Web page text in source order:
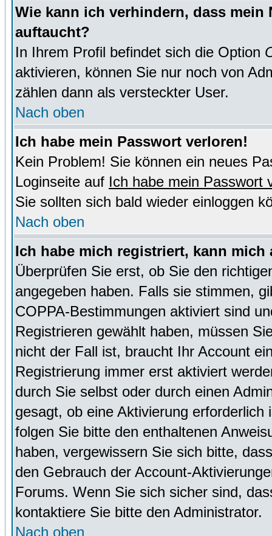
Wie kann ich verhindern, dass
auftaucht?
In Ihrem Profil befindet sich die Option
aktivieren, können Sie nur noch von
zählen dann als versteckter User.
Nach oben
Ich habe mein Passwort verloren!
Kein Problem! Sie können ein neues
Loginseite auf Ich habe mein Passwort
Sie sollten sich bald wieder einloggen
Nach oben
Ich habe mich registriert, kann
Überprüfen Sie erst, ob Sie den
angegeben haben. Falls sie stimmen,
COPPA-Bestimmungen aktiviert sind
Registrieren gewählt haben, müssen
nicht der Fall ist, braucht Ihr Account
Registrierung immer erst aktiviert
durch Sie selbst oder durch einen
gesagt, ob eine Aktivierung
folgen Sie bitte den enthaltenen
haben, vergewissern Sie sich bitte,
den Gebrauch der Account-
Forums. Wenn Sie sich sicher sind,
kontaktiere Sie bitte den Administrator.
Nach oben